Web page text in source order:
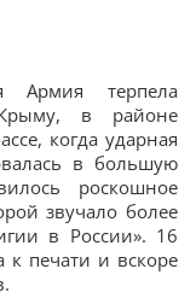
Армия терпела
в районе
когда ударная
в большую
роскошное
звучало более
в России». 16
печати и вскоре